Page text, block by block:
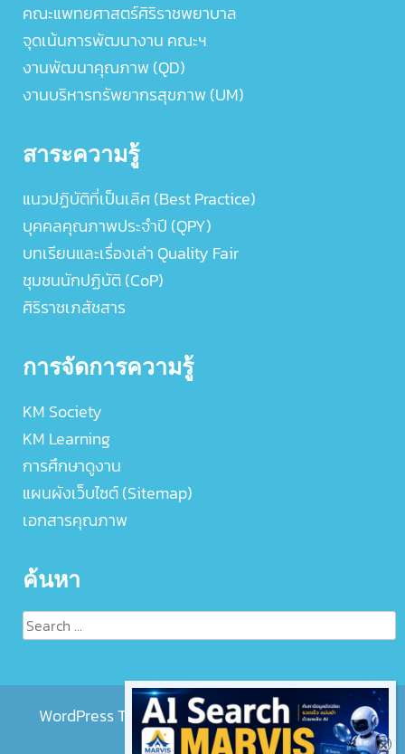
คณะแพทยศาสตร์ศิริราชพยาบาล
จุดเน้นการพัฒนางาน คณะฯ
งานพัฒนาคุณภาพ (QD)
งานบริหารทรัพยากรสุขภาพ (UM)
สาระความรู้
แนวปฏิบัติที่เป็นเลิศ (Best Practice)
บุคคลคุณภาพประจำปี (QPY)
บทเรียนและเรื่องเล่า Quality Fair
ชุมชนนักปฏิบัติ (CoP)
ศิริราชเภสัชสาร
การจัดการความรู้
KM Society
KM Learning
การศึกษาดูงาน
แผนผังเว็บไซต์ (Sitemap)
เอกสารคุณภาพ
ค้นหา
Search
for:
WordPress Theme :EightMedi Liteby 8Degree
Themes